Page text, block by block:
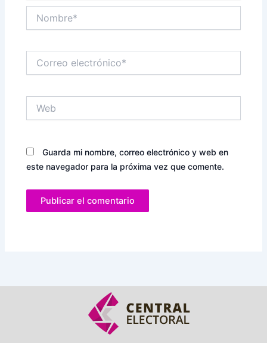
electrónico*
Guarda mi nombre, correo electrónico y web en
este navegador para la próxima vez que comente.